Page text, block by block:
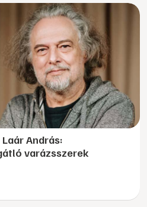
András:
varázsszerek